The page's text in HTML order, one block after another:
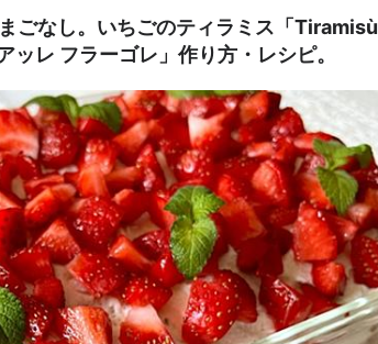
ごなし。いちごのティラミス「Tiramisù
レ フラーゴレ」作り方・レシピ。